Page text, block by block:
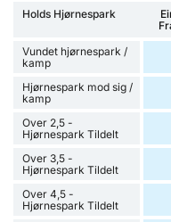
Holds Hjørnespark
Vundet hjørnespark /
kamp
Hjørnespark mod sig /
kamp
Over 2,5 -
Hjørnespark Tildelt
Over 3,5 -
Hjørnespark Tildelt
Over 4,5 -
Hjørnespark Tildelt